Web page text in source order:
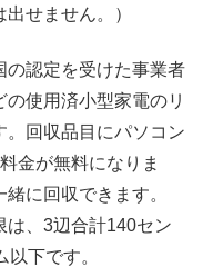
せません。）
の認定を受けた事業者
使用済小型家電のリ
回収品目にパソコン
金が無料になりま
に回収できます。
は、3辺合計140セン
下です。